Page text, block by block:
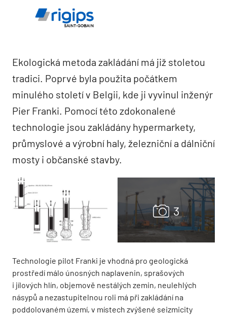
Ekologická metoda zakládání má již stoletou
tradici. Poprvé byla použita počátkem
minulého století v Belgii, kde ji vyvinul inženýr
Pier Franki. Pomocí této zdokonalené
technologie jsou zakládány hypermarkety,
průmyslové a výrobní haly, železniční a dálniční
mosty i občanské stavby.
Technologie pilot Franki je vhodná pro geologická
prostředí málo únosných napla­venin, sprašových
i jílových hlín, objemově nestálých zemin, neulehlých
násypů a nezastupitelnou roli má při zakládání na
poddolovaném území, v místech zvýšené sei­zmicity